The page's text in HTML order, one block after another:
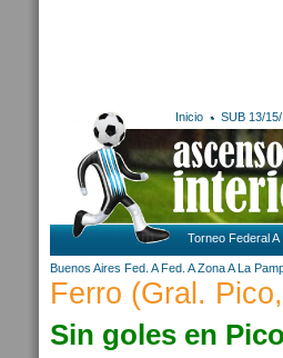
Inicio SUB 13/
Torneo Federal A
Buenos Aires Fed. A Fed. A Zona A La
Ferro (Gral.
Sin goles en Pico